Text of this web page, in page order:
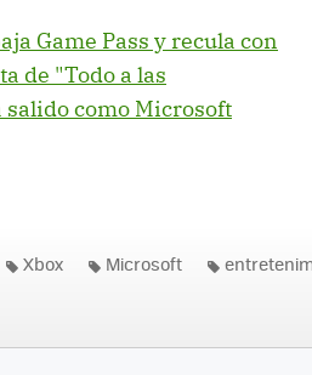
Game Pass y recula con
de "Todo a las
como Microsoft
Xbox Microsoft